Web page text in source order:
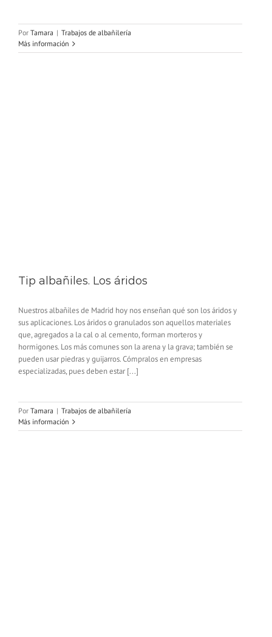
Por Tamara | Trabajos de albañilería
Más información
Tip albañiles. Los áridos
Nuestros albañiles de Madrid hoy nos enseñan qué son los áridos y
sus aplicaciones. Los áridos o granulados son aquellos materiales
que, agregados a la cal o al cemento, forman morteros y
hormigones. Los más comunes son la arena y la grava; también se
pueden usar piedras y guijarros. Cómpralos en empresas
especializadas, pues deben estar [...]
Por Tamara | Trabajos de albañilería
Más información